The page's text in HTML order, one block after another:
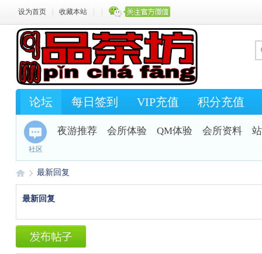
设为首页 收藏本站
论坛 每日签到 VIP充值 积分充值
社区
夜游推荐 会所体验 QM体验 会所资料
Q ›
最新回复
最新回复